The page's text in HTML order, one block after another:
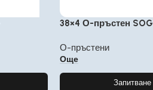
38×4 О-пръстен SOG
О-пръстени
Още
Запитване